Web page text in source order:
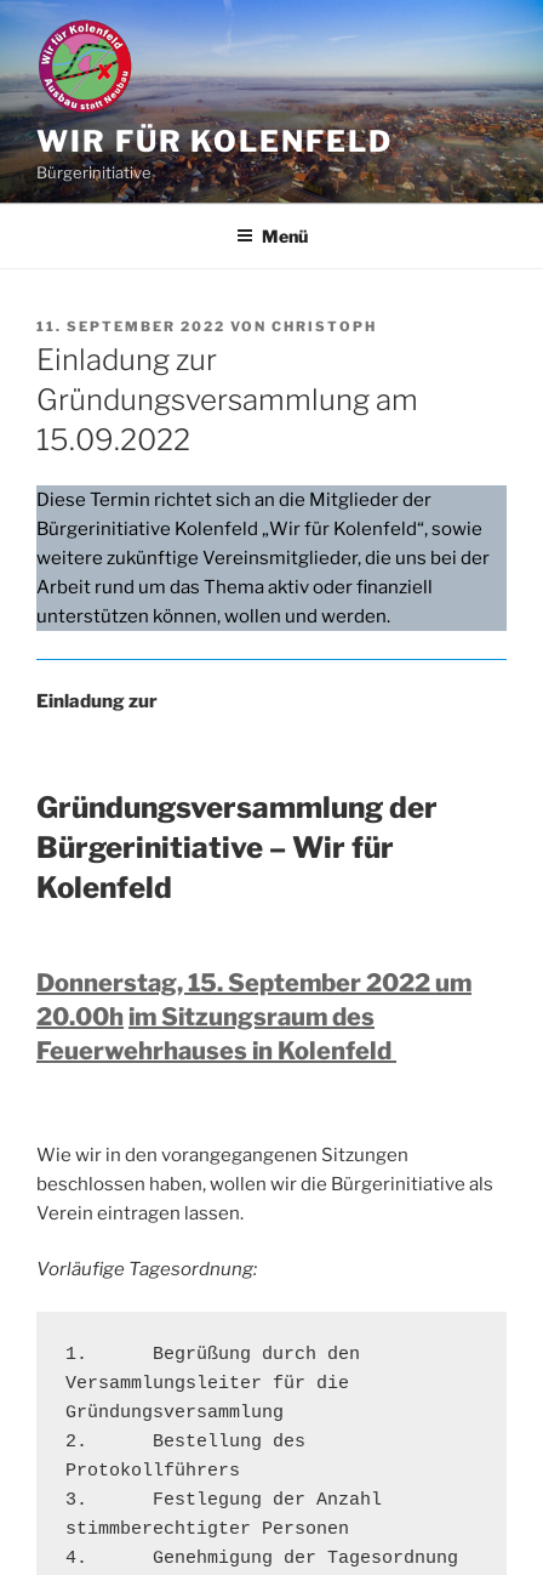
Zum
Inhalt
springen
WIR FÜR KOLENFELD
Bürgerinitiative
Menü
VERÖFFENTLICHT
AM
11. SEPTEMBER 2022 VON CHRISTOPH
Einladung zur
Gründungsversammlung am
15.09.2022
Diese Termin richtet sich an die Mitglieder der
Bürgerinitiative Kolenfeld „Wir für Kolenfeld“, sowie
weitere zukünftige Vereinsmitglieder, die uns bei der
Arbeit rund um das Thema aktiv oder finanziell
unterstützen können, wollen und werden.
Einladung zur
Gründungsversammlung der
Bürgerinitiative – Wir für
Kolenfeld
Donnerstag, 15. September 2022 um
20.00h im Sitzungsraum des
Feuerwehrhauses in Kolenfeld
Wie wir in den vorangegangenen Sitzungen
beschlossen haben, wollen wir die Bürgerinitiative als
Verein eintragen lassen.
Vorläufige Tagesordnung:
1.	Begrüßung durch den
Versammlungsleiter für die
Gründungsversammlung
2.	Bestellung des
Protokollführers
3.	Festlegung der Anzahl
stimmberechtigter Personen
4.	Genehmigung der Tagesordnung